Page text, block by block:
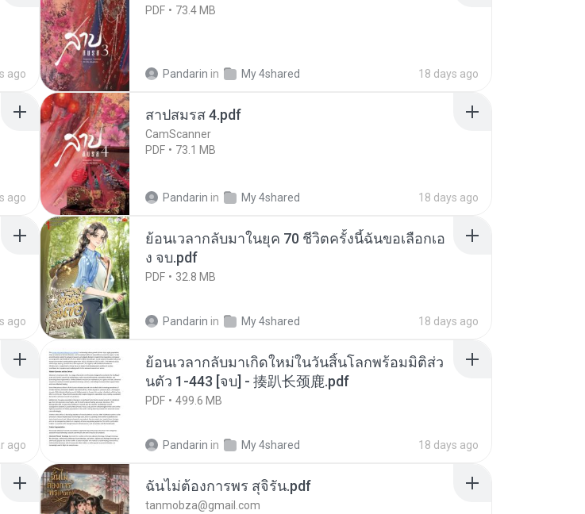
ago
PDF 73.4 MB
Pandarin in My 4shared 18 days ago
ago
สาปสมรส 4.pdf
CamScanner
PDF
73.1 MB
Pandarin in My 4shared 18 days ago
ago
ย้อนเวลากลับมาในยุค 70 ชีวิตครั้งนี้ฉันขอเลือกเอ
ง จบ.pdf
PDF 32.8 MB
Pandarin in My 4shared 18 days ago
ago
ย้อนเวลากลับมาเกิดใหม่ในวันสิ้นโลกพร้อมมิติส่ว
นตัว 1-443 [จบ] - 揍趴长颈鹿.pdf
PDF 499.6 MB
Pandarin in My 4shared 18 days ago
ฉันไม่ต้องการพร สุจิรัน.pdf
tanmobza@gmail.com